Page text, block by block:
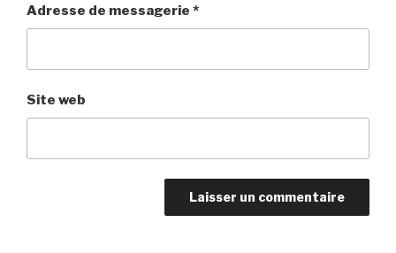
Adresse de messagerie *
Site web